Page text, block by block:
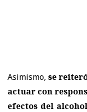
Asimismo,se
actuar con
efectos del